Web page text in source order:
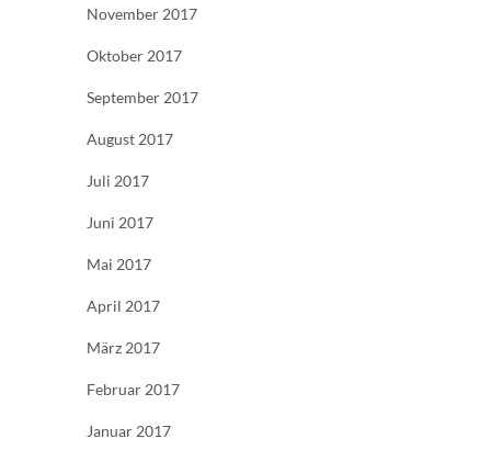
November 2017
Oktober 2017
September 2017
August 2017
Juli 2017
Juni 2017
Mai 2017
April 2017
März 2017
Februar 2017
Januar 2017